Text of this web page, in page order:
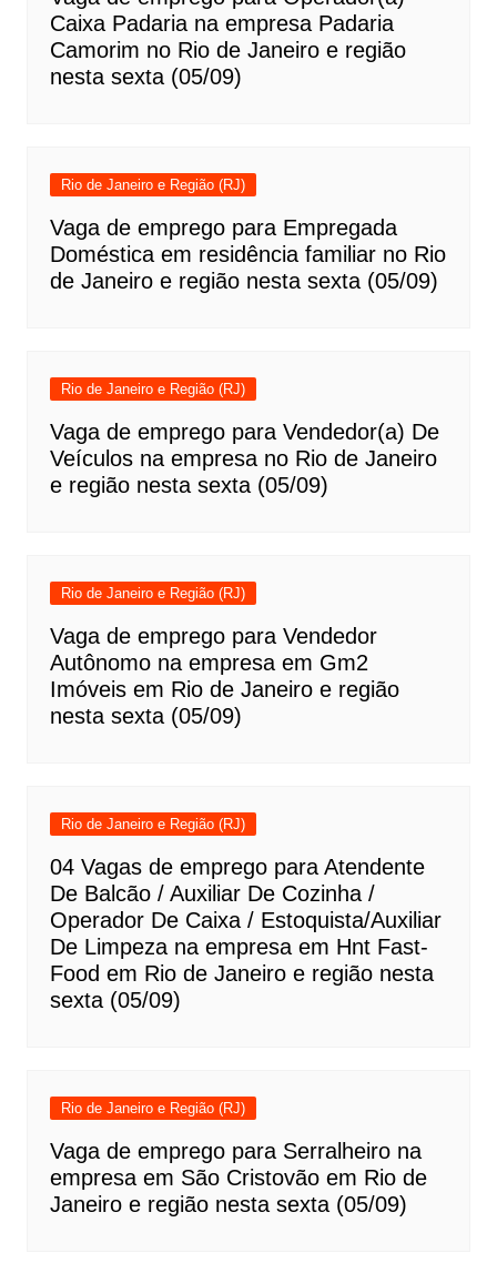
Caixa Padaria na empresa Padaria
Camorim no Rio de Janeiro e região
nesta sexta (05/09)
Rio de Janeiro e Região (RJ)
Vaga de emprego para Empregada
Doméstica em residência familiar no Rio
de Janeiro e região nesta sexta (05/09)
Rio de Janeiro e Região (RJ)
Vaga de emprego para Vendedor(a) De
Veículos na empresa no Rio de Janeiro
e região nesta sexta (05/09)
Rio de Janeiro e Região (RJ)
Vaga de emprego para Vendedor
Autônomo na empresa em Gm2
Imóveis em Rio de Janeiro e região
nesta sexta (05/09)
Rio de Janeiro e Região (RJ)
04 Vagas de emprego para Atendente
De Balcão / Auxiliar De Cozinha /
Operador De Caixa / Estoquista/Auxiliar
De Limpeza na empresa em Hnt Fast-
Food em Rio de Janeiro e região nesta
sexta (05/09)
Rio de Janeiro e Região (RJ)
Vaga de emprego para Serralheiro na
empresa em São Cristovão em Rio de
Janeiro e região nesta sexta (05/09)